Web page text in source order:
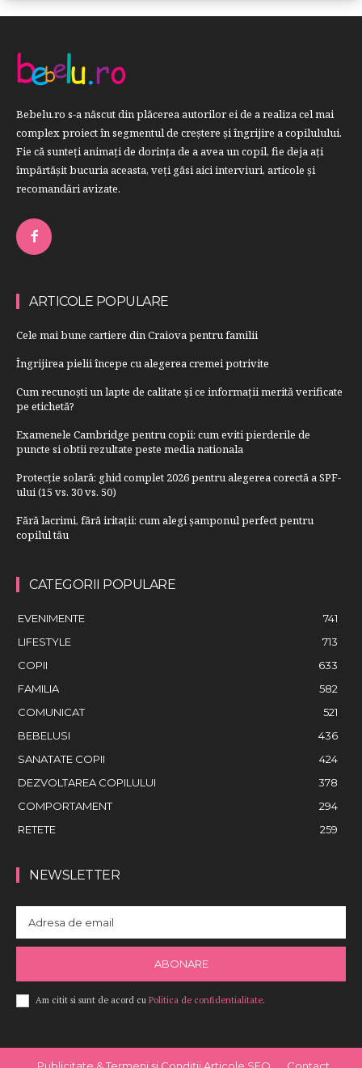
Bebelu.ro s-a născut din plăcerea autorilor ei de a realiza cel mai
complex proiect în segmentul de creştere şi îngrijire a copilulului.
Fie că sunteţi animaţi de dorinţa de a avea un copil, fie deja aţi
împărtăşit bucuria aceasta, veți găsi aici interviuri, articole şi
recomandări avizate.
ARTICOLE POPULARE
Cele mai bune cartiere din Craiova pentru familii
Îngrijirea pielii începe cu alegerea cremei potrivite
Cum recunoști un lapte de calitate și ce informații merită verificate
pe etichetă?
Examenele Cambridge pentru copii: cum eviti pierderile de
puncte si obtii rezultate peste media nationala
Protecție solară: ghid complet 2026 pentru alegerea corectă a SPF-
ului (15 vs. 30 vs. 50)
Fără lacrimi, fără iritații: cum alegi șamponul perfect pentru
copilul tău
CATEGORII POPULARE
EVENIMENTE
741
LIFESTYLE
713
COPII
633
FAMILIA
582
COMUNICAT
521
BEBELUSI
436
SANATATE COPII
424
DEZVOLTAREA COPILULUI
378
COMPORTAMENT
294
RETETE
259
NEWSLETTER
ABONARE
Am citit si sunt de acord cu Politica de confidentialitate.
Publicitate & Termeni și Condiții Articole SEO Contact